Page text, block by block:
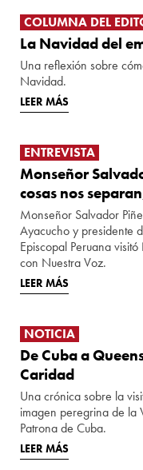
COLUMNA DEL
La Navidad del
Una reflexión sobre
Navidad.
LEER MÁS
ENTREVISTA
Monseñor
cosas nos
Monseñor Salvador
Ayacucho y presidente
Episcopal Peruana
con Nuestra Voz.
LEER MÁS
NOTICIA
De Cuba a
Caridad
Una crónica sobre la
imagen peregrina de la
Patrona de Cuba.
LEER MÁS